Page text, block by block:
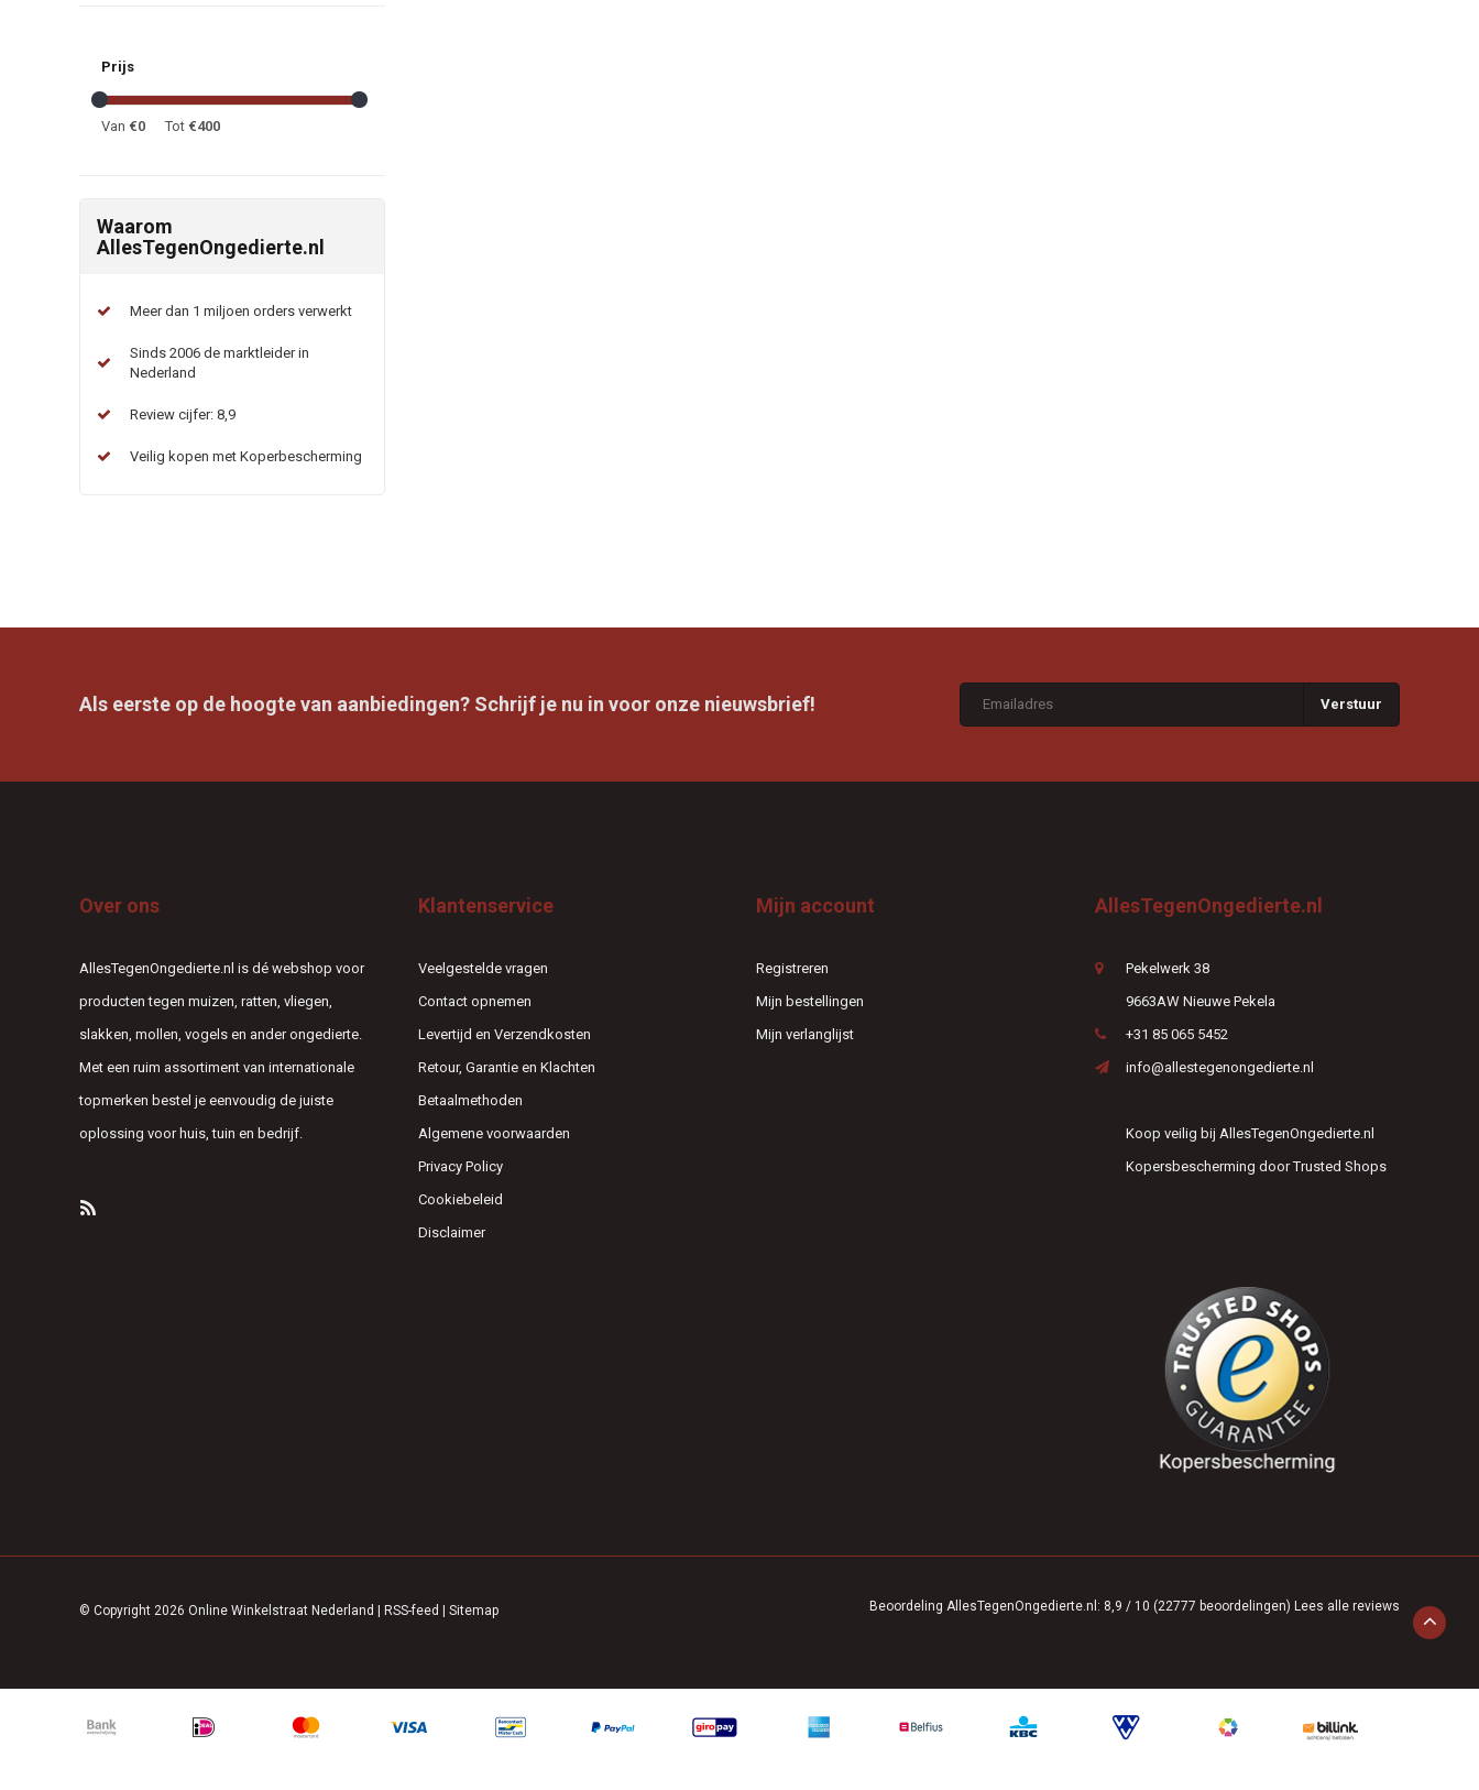
Prijs
Van €0 Tot €400
Waarom
AllesTegenOngedierte.nl
Meer dan 1 miljoen orders verwerkt
Sinds 2006 de marktleider in
Nederland
Review cijfer: 8,9
Veilig kopen met Koperbescherming
Als eerste op de hoogte van aanbiedingen? Schrijf je nu in voor onze nieuwsbrief! Verstuur
Over ons
AllesTegenOngedierte.nl is dé webshop voor
producten tegen muizen, ratten, vliegen,
slakken, mollen, vogels en ander ongedierte.
Met een ruim assortiment van internationale
topmerken bestel je eenvoudig de juiste
oplossing voor huis, tuin en bedrijf.
Klantenservice
Veelgestelde vragen
Contact opnemen
Levertijd en Verzendkosten
Retour, Garantie en Klachten
Betaalmethoden
Algemene voorwaarden
Privacy Policy
Cookiebeleid
Disclaimer
Mijn account
Registreren
Mijn bestellingen
Mijn verlanglijst
AllesTegenOngedierte.nl
Pekelwerk 38
9663AW Nieuwe Pekela
+31 85 065 5452
info@allestegenongedierte.nl
Koop veilig bij AllesTegenOngedierte.nl
Kopersbescherming door Trusted Shops
© Copyright 2026 Online Winkelstraat Nederland RSS-feed Sitemap Beoordeling AllesTegenOngedierte.nl : 8,9 / 10 (22777 beoordelingen) Lees alle reviews